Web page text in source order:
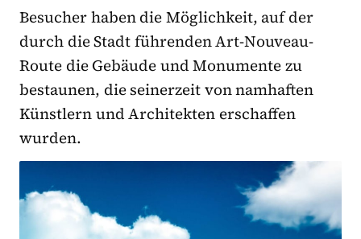
Besucher haben die Möglichkeit, auf der
durch die Stadt führenden Art-Nouveau-
Route die Gebäude und Monumente zu
bestaunen, die seinerzeit von namhaften
Künstlern und Architekten erschaffen
wurden.